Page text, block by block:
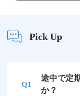
Pick Up
Q1
途中で定
か？